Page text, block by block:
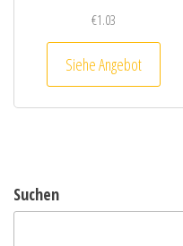
€1.03
Siehe Angebot
Suchen